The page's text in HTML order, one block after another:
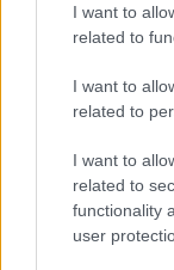
I want to
related to
I want to
related to
I want to
related to
functionality
user